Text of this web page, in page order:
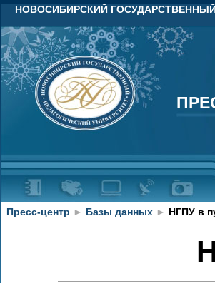
НОВОСИБИРСКИЙ
Пресс-центр ► Базы данных ► НГПУ в